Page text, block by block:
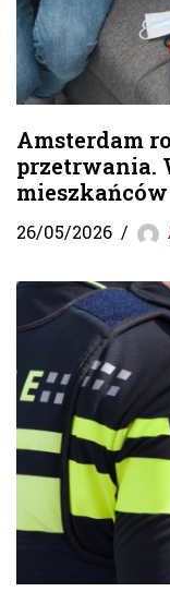
Amsterdam
przetrwania.
26/05/2026